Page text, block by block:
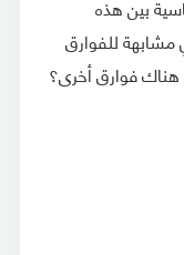
بين هذه
للفوارق
هناك فوارق أخرى؟